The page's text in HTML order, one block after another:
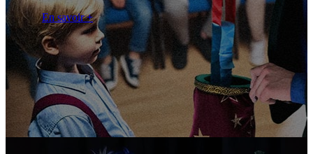
En savoir +